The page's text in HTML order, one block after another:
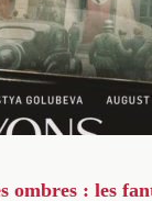
ombres : les